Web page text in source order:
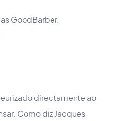
GoodBarber.
directamente ao
Como diz Jacques